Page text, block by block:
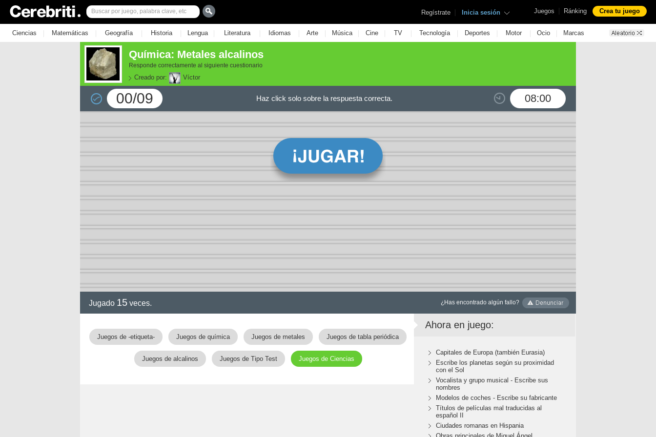
Juegos | Ránking Crea tu juego
Regístrate | Inicia sesión
Ciencias | Matemáticas | Geografía | Historia | Lengua | Literatura | Idiomas | Arte | Música | Cine | TV | Tecnología | Deportes | Motor | Ocio | Marcas
Química: Metales alcalinos
Responde correctamente al siguiente cuestionario
Creado por: Víctor
00/09 08:00
Haz click solo sobre la respuesta correcta.
Jugado 15 veces. ¿Has encontrado algún fallo?
Juegos de -etiqueta- Juegos de química Juegos de metales Juegos de tabla periódica
Juegos de alcalinos Juegos de Tipo Test Juegos de Ciencias
Ahora en juego:
Capitales de Europa (también Eurasia)
Escribe los planetas según su proximidad
con el Sol
Vocalista y grupo musical - Escribe sus
nombres
Modelos de coches - Escribe su fabricante
Títulos de películas mal traducidas al
español II
Ciudades romanas en Hispania